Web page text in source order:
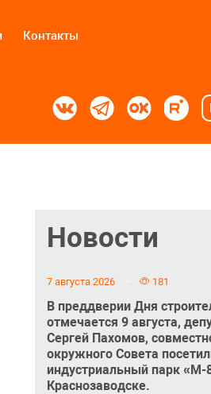
Контакты
Новости
7 августа 2026 181
В преддверии Дня
отмечается 9 августа,
Сергей Пахомов,
окружного Совета
индустриальный парк «М-
Краснозаводске.